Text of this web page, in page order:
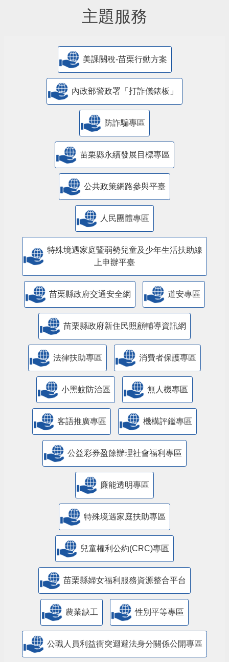
主題服務
美課關稅-苗栗行動方案
內政部警政署「打詐儀錶板」
防詐騙專區
苗栗縣永續發展目標專區
公共政策網路參與平臺
人民團體專區
特殊境遇家庭暨弱勢兒童及少年生活扶助線
上申辦平臺
苗栗縣政府交通安全網 道安專區
苗栗縣政府新住民照顧輔導資訊網
法律扶助專區 消費者保護專區
小黑蚊防治區 無人機專區
客語推廣專區 機構評鑑專區
公益彩券盈餘辦理社會福利專區
廉能透明專區
特殊境遇家庭扶助專區
兒童權利公約(CRC)專區
苗栗縣婦女福利服務資源整合平台
農業缺工 性別平等專區
公職人員利益衝突迴避法身分關係公開專區